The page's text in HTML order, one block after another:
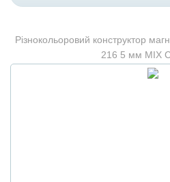
Різнокольоровий конструктор
216 5 мм MIX